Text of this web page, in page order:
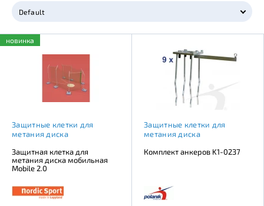
Default
новинка
Защитные клетки для
метания диска
Защитная клетка для
метания диска мобильная
Mobile 2.0
Защитные клетки для
метания диска
Комплект анкеров K1-0237